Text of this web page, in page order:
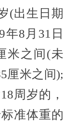
(出生日期
年8月31日
米之间(未
厘米之间);
周岁的，
准体重的